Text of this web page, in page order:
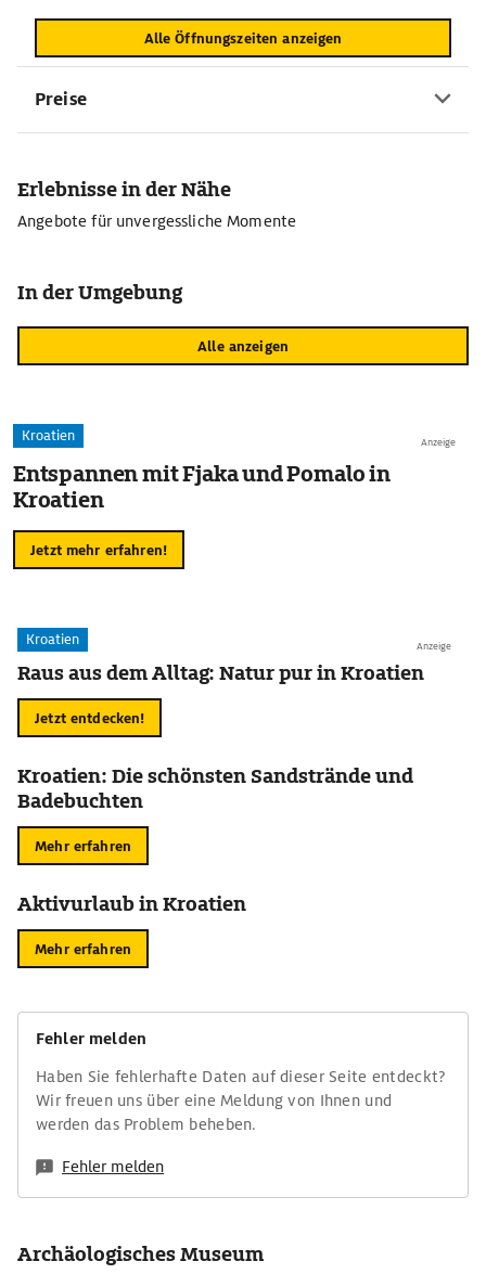
Alle Öffnungszeiten anzeigen
Preise
Erlebnisse in der Nähe
Angebote für unvergessliche Momente
In der Umgebung
Alle anzeigen
Anzeige
Kroatien
Entspannen mit Fjaka und Pomalo in
Kroatien
Jetzt mehr erfahren!
Anzeige
Kroatien
Raus aus dem Alltag: Natur pur in Kroatien
Jetzt entdecken!
Kroatien: Die schönsten Sandstrände und
Badebuchten
Mehr erfahren
Aktivurlaub in Kroatien
Mehr erfahren
Fehler melden
Haben Sie fehlerhafte Daten auf dieser Seite entdeckt?
Wir freuen uns über eine Meldung von Ihnen und
werden das Problem beheben.
Fehler melden
Archäologisches Museum